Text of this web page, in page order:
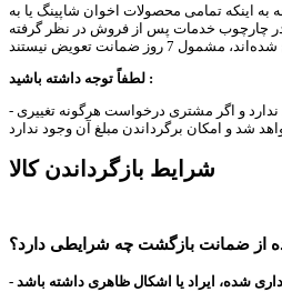
اینکه تمامی محصولات اخوان شاپینگ یا به
در چارچوب خدمات پس از فروش در نظر گرفته
لطفاً توجه داشته باشید :
- در صورت خرید اعتباری (استفاده از کد تخفیف یا ووچر) پس از نهایی شدن سبد، از نظر قانونی امکان اعمال تغییر در سبد خرید، و تغییر مبلغ فاکتور به دلایل انصراف از خرید، حذف یا تغییر کالا یا تعداد کالا وجود ندارد و اگر مشتری درخواست هرگونه تغییری
شرایط بازگرداندن کالا
از ضمانت بازگشت چه شرایطی دارد؟
- شده، ایراد یا اشکال ظاهری داشته باشد